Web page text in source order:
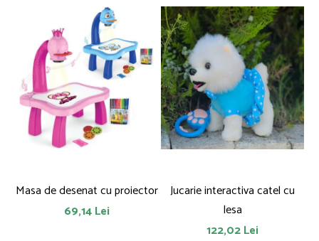
Masa de desenat cu proiector
69,14 Lei
Jucarie interactiva catel cu
lesa
122,02 Lei